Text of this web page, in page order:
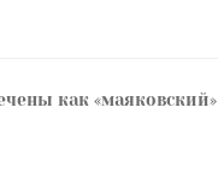
как «маяковский»